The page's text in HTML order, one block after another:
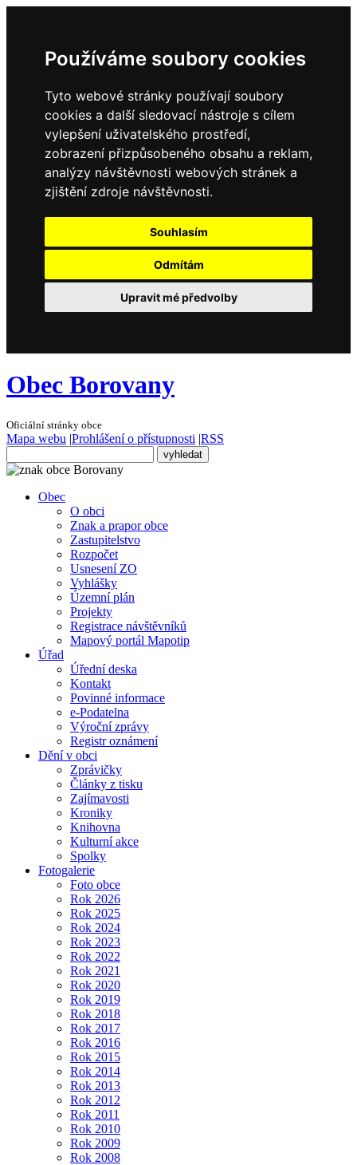
Používáme soubory cookies
Tyto webové stránky používají soubory
cookies a další sledovací nástroje s cílem
vylepšení uživatelského prostředí,
zobrazení přizpůsobeného obsahu a reklam,
analýzy návštěvnosti webových stránek a
zjištění zdroje návštěvnosti.
Souhlasím
Odmítám
Upravit mé předvolby
Obec Borovany
Oficiální stránky obce
Mapa webu |Prohlášení o přístupnosti |RSS
Obec
O obci
Znak a prapor obce
Zastupitelstvo
Rozpočet
Usnesení ZO
Vyhlášky
Územní plán
Projekty
Registrace návštěvníků
Mapový portál Mapotip
Úřad
Úřední deska
Kontakt
Povinné informace
e-Podatelna
Výroční zprávy
Registr oznámení
Dění v obci
Zprávičky
Články z tisku
Zajímavosti
Kroniky
Knihovna
Kulturní akce
Spolky
Fotogalerie
Foto obce
Rok 2026
Rok 2025
Rok 2024
Rok 2023
Rok 2022
Rok 2021
Rok 2020
Rok 2019
Rok 2018
Rok 2017
Rok 2016
Rok 2015
Rok 2014
Rok 2013
Rok 2012
Rok 2011
Rok 2010
Rok 2009
Rok 2008